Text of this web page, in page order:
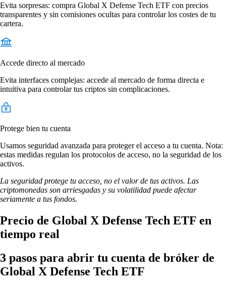
Evita sorpresas: compra Global X Defense Tech ETF con precios
transparentes y sin comisiones ocultas para controlar los costes de tu
cartera.
Accede directo al mercado
Evita interfaces complejas: accede al mercado de forma directa e
intuitiva para controlar tus criptos sin complicaciones.
Protege bien tu cuenta
Usamos seguridad avanzada para proteger el acceso a tu cuenta. Nota:
estas medidas regulan los protocolos de acceso, no la seguridad de los
activos.
La seguridad protege tu acceso, no el valor de tus activos. Las
criptomonedas son arriesgadas y su volatilidad puede afectar
seriamente a tus fondos.
Precio de Global X Defense Tech ETF en
tiempo real
3 pasos para abrir tu cuenta de bróker de
Global X Defense Tech ETF